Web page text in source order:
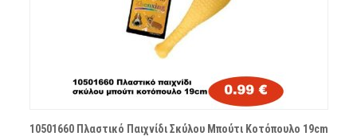
10501660 Πλαστικό Παιχνίδι Σκύλου Μπούτι Κοτόπουλο 19cm